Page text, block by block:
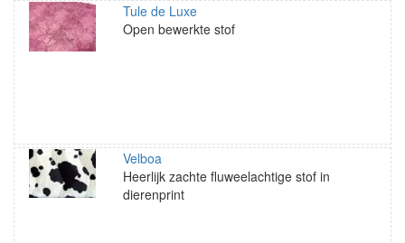
Tule de Luxe
Open bewerkte stof
Velboa
Heerlijk zachte fluweelachtige stof in
dierenprint